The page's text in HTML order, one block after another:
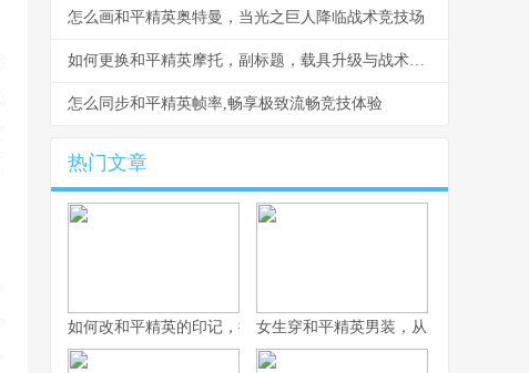
怎么画和平精英奥特曼，当光之巨人降临战术竞技场
如何更换和平精英摩托，副标题，载具升级与战术革新
怎么同步和平精英帧率,畅享极致流畅竞技体验
热门文章
如何改和平精英的印记，提升战术竞技体验女生穿和平精英男装，从虚拟战场到现